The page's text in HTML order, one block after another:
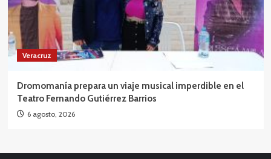
Veracruz
Dromomanía prepara un viaje musical imperdible en el
Teatro Fernando Gutiérrez Barrios
6 agosto, 2026